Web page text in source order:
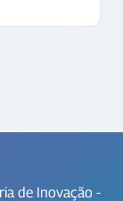
de Inovação -